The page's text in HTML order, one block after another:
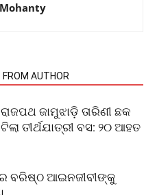
FROM AUTHOR
ରାଜପଥ ଜାମୁଝାଡ଼ି ତାରିଣୀ ଛକ
ତୀର୍ଥଯାତ୍ରୀ ବସ: ୨୦ ଆହତ
ବରିଷ୍ଠ ଆଇନଜୀବୀଙ୍କୁ